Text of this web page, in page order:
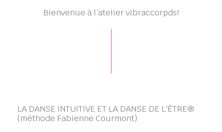
Bienvenue à l’atelier vibraccorpds!
LA DANSE INTUITIVE ET LA DANSE DE L'ÊTRE®
(méthode Fabienne Courmont)